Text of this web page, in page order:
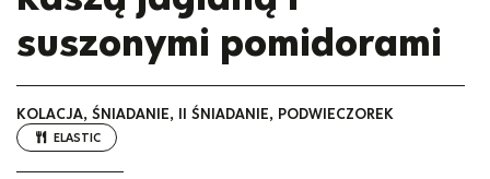
suszonymi pomidorami
KOLACJA, ŚNIADANIE, II ŚNIADANIE, PODWIECZOREK
ELASTIC